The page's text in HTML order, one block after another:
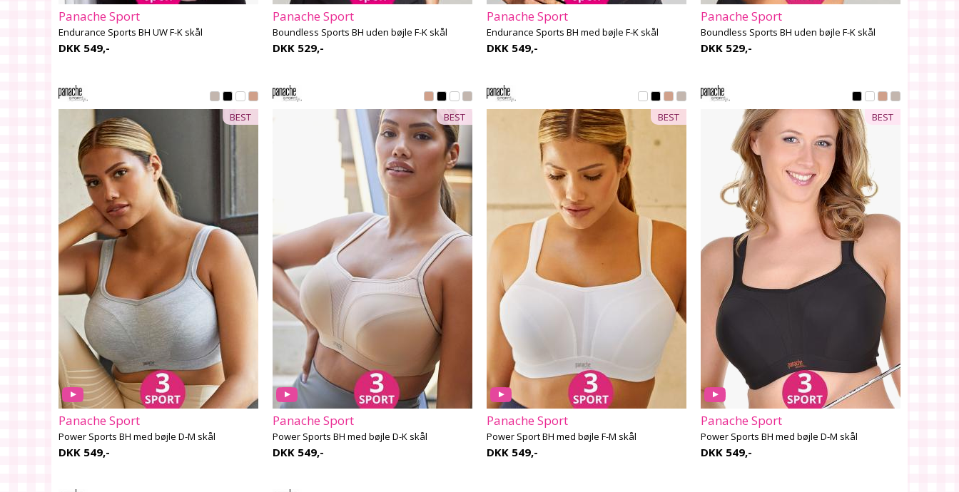
Panache Sport
Endurance Sports BH UW F-K skål
DKK 549,-
Panache Sport
Boundless Sports BH uden bøjle F-K skål
DKK 529,-
Panache Sport
Endurance Sports BH med bøjle F-K skål
DKK 549,-
Panache Sport
Boundless Sports BH uden bøjle F-K skål
DKK 529,-
BEST
Panache Sport
Power Sports BH med bøjle D-M skål
DKK 549,-
BEST
Panache Sport
Power Sports BH med bøjle D-K skål
DKK 549,-
BEST
Panache Sport
Power Sport BH med bøjle F-M skål
DKK 549,-
BEST
Panache Sport
Power Sports BH med bøjle D-M skål
DKK 549,-